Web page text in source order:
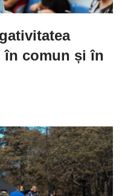
comun și în